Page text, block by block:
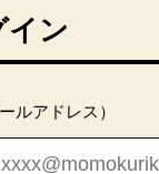
イン
ルアドレス）